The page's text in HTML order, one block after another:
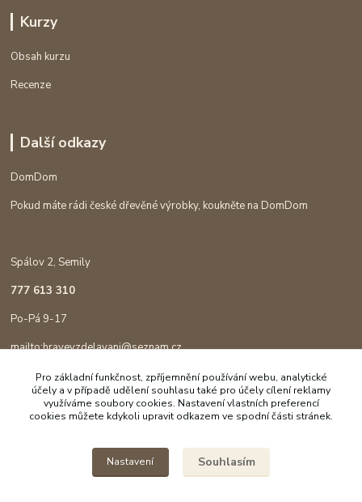
Kurzy
Obsah kurzu
Recenze
Další odkazy
DomDom
Pokud máte rádi české dřevěné výrobky, koukněte na DomDom
Spálov 2, Semily
777 613 310
Po-Pá 9-17
mailto:hravevzdelavani@seznam.cz
Pro základní funkčnost, zpříjemnění používání webu, analytické
účely a v případě udělení souhlasu také pro účely cílení reklamy
využíváme soubory cookies. Nastavení vlastních preferencí
cookies můžete kdykoli upravit odkazem ve spodní části stránek.
Nastavení Souhlasím